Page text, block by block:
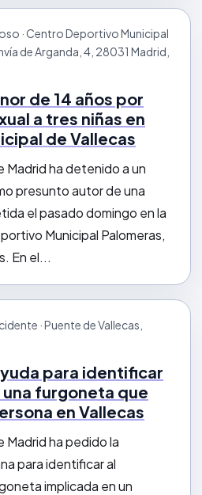
· Centro Deportivo Municipal
de Arganda, 4, 28031 Madrid,
de 14 años por
a tres niñas en
de Vallecas
Madrid ha detenido a un
presunto autor de una
el pasado domingo en la
Municipal Palomeras,
En el...
· Puente de Vallecas,
para identificar
furgoneta que
en Vallecas
Madrid ha pedido la
para identificar al
implicada en un